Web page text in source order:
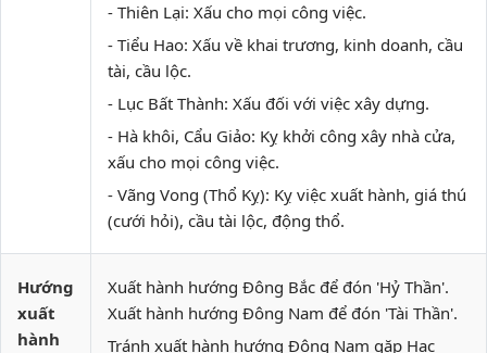
- Thiên Lại: Xấu cho mọi công việc.
- Tiểu Hao: Xấu về khai trương, kinh doanh, cầu
tài, cầu lộc.
- Lục Bất Thành: Xấu đối với việc xây dựng.
- Hà khôi, Cẩu Giảo: Kỵ khởi công xây nhà cửa,
xấu cho mọi công việc.
- Vãng Vong (Thổ Kỵ): Kỵ việc xuất hành, giá thú
(cưới hỏi), cầu tài lộc, động thổ.
Hướng
xuất
hành
Xuất hành hướng Đông Bắc để đón 'Hỷ Thần'.
Xuất hành hướng Đông Nam để đón 'Tài Thần'.
Tránh xuất hành hướng Đông Nam gặp Hạc